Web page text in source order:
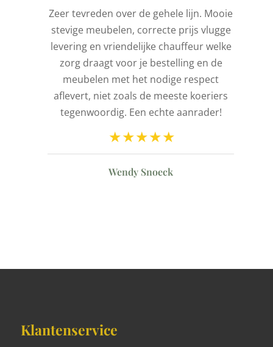
Zeer tevreden over de gehele lijn. Mooie
stevige meubelen, correcte prijs vlugge
levering en vriendelijke chauffeur welke
zorg draagt voor je bestelling en de
meubelen met het nodige respect
aflevert, niet zoals de meeste koeriers
tegenwoordig. Een echte aanrader!
Wendy Snoeck
Klantenservice